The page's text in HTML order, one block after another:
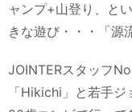
ャンプ+山登り、と
きな遊び・・・「源
JOINTERスタッフ
「Hikichi」と若手